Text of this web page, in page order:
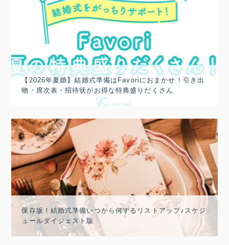
【2026年夏婚】結婚式準備はFavoriにおまかせ！引き出
物・席次表・招待状がお得な特典盛りだくさん
保存版！結婚式準備いつから何するリストアップ♪スケジ
ュールダイジェスト版